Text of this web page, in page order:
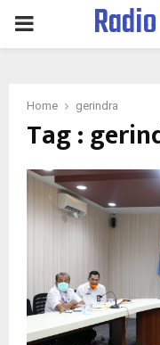
PRIMARY
Home gerindra
Tag :